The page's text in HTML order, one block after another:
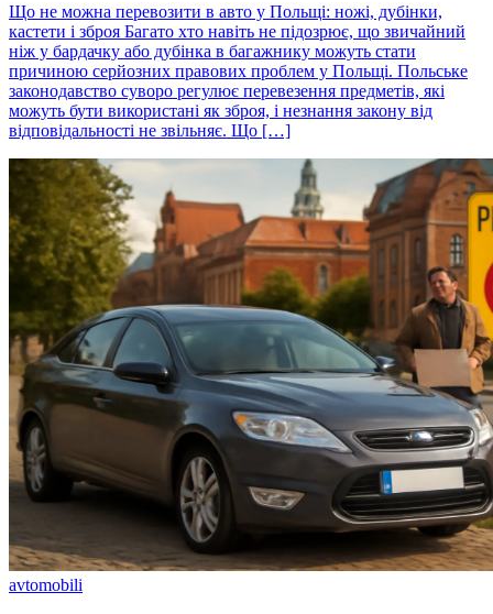
Що не можна перевозити в авто у Польщі: ножі, дубінки,
кастети і зброя Багато хто навіть не підозрює, що звичайний
ніж у бардачку або дубінка в багажнику можуть стати
причиною серйозних правових проблем у Польщі. Польське
законодавство суворо регулює перевезення предметів, які
можуть бути використані як зброя, і незнання закону від
відповідальності не звільняє. Що […]
avtomobili